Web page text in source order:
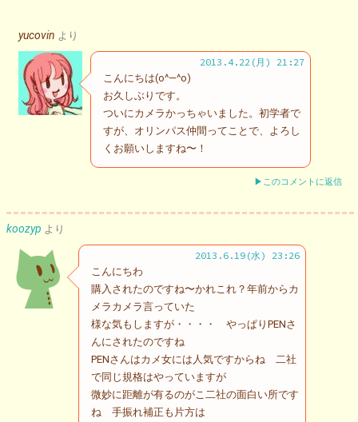
yucovin より
2013.4.22(月) 21:27
こんにちは(o^—^o)
お久しぶりです。
ついにカメラかっちゃいました。初学者で
すが、オリンパス仲間ってことで、よろし
くお願いしますね〜！
▶このコメントに返信
koozyp より
2013.6.19(水) 23:26
こんにちわ
購入されたのですね〜かれこれ？年前からカ
メラカメラ言っていた
様な気もしますが・・・・ やっぱりPENさ
んにされたのですね
PENさんはカメ女には人気ですからね 二社
で同じ規格はやっていますが
微妙に距離が有るのがこ二社の面白い所です
ね 手振れ補正も片方は